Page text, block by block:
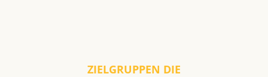
ZIELGRUPPEN DIE